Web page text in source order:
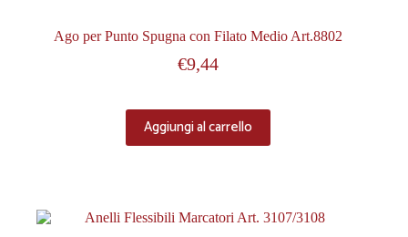
Ago per Punto Spugna con Filato Medio Art.8802
€9,44
Aggiungi al carrello